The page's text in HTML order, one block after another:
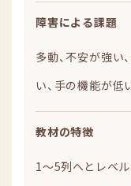
障害による課題
多動、不安が強い
い、手の機能が低
教材の特徴
1～5列へとレベル